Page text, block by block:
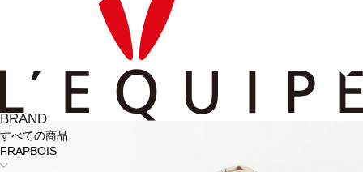
BRAND
すべての商品
FRAPBOIS